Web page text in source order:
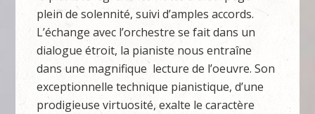
plein de solennité, suivi d’amples accords.
L’échange avec l’orchestre se fait dans un
dialogue étroit, la pianiste nous entraîne
dans une magnifique lecture de l’oeuvre. Son
exceptionnelle technique pianistique, d’une
prodigieuse virtuosité, exalte le caractère